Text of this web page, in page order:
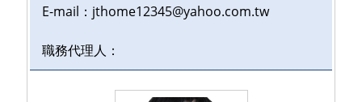
E-mail：jthome12345@yahoo.com.tw
職務代理人：